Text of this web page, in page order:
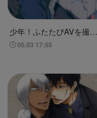
少年！ふたたびAVを撮る
ぞ！05.03 17:55